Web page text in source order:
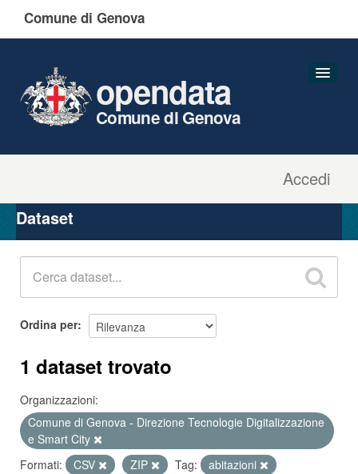
Comune di Genova
Accedi
opendata
Comune di Genova
Organizzazioni
Gruppi
Dataset
Ordina per
1 dataset trovato
Organizzazioni:
Comune di Genova - Direzione Tecnologie Digitalizzazione
e Smart City
Formati:
CSV ZIP Tag:
abitazioni